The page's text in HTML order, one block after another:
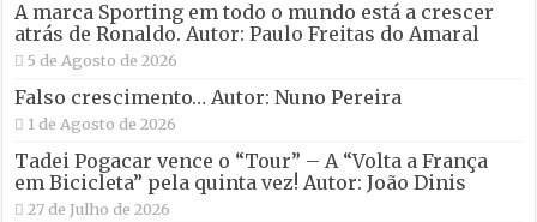
A marca Sporting em todo o mundo está a crescer
atrás de Ronaldo. Autor: Paulo Freitas do Amaral
5 de Agosto de 2026
Falso crescimento… Autor: Nuno Pereira
1 de Agosto de 2026
Tadei Pogacar vence o “Tour” – A “Volta a França
em Bicicleta” pela quinta vez! Autor: João Dinis
27 de Julho de 2026